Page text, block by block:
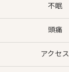
不眠
頭痛
アクセス